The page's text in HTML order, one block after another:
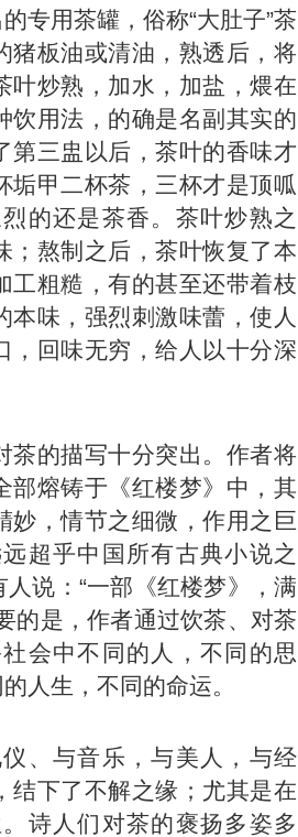
专用茶罐，俗称“大肚子”茶
猪板油或清油，熟透后，将
叶炒熟，加水，加盐，煨在
饮用法，的确是名副其实的
第三盅以后，茶叶的香味才
甲二杯茶，三杯才是顶呱
的还是茶香。茶叶炒熟之
；熬制之后，茶叶恢复了本
工粗糙，有的甚至还带着枝
味，强烈刺激味蕾，使人
，回味无穷，给人以十分深
茶的描写十分突出。作者将
部熔铸于《红楼梦》中，其
妙，情节之细微，作用之巨
超乎中国所有古典小说之
说：“一部《红楼梦》，满
的是，作者通过饮茶、对茶
会中不同的人，不同的思
人生，不同的命运。
、与音乐，与美人，与经
结下了不解之缘；尤其是在
诗人们对茶的褒扬多姿多